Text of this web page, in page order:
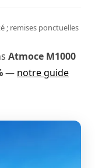
; remises ponctuelles
Atmoce M1000
— notre guide